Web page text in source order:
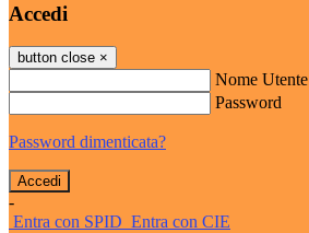
Accedi
button close ×
Nome Utente
Password
Password dimenticata?
-
Entra con SPID Entra con CIE